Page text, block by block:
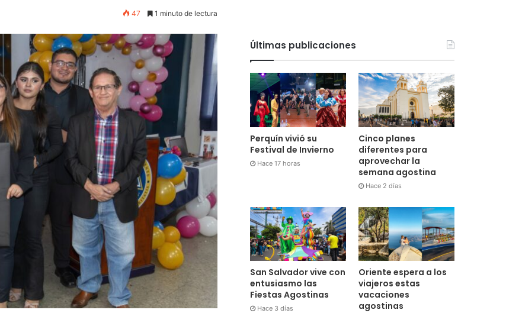
47 1 minuto de lectura
Últimas publicaciones
Perquín vivió su
Festival de Invierno
Hace 17 horas
Cinco planes
diferentes para
aprovechar la
semana agostina
Hace 2 días
San Salvador vive con
entusiasmo las
Fiestas Agostinas
Hace 3 días
Oriente espera a los
viajeros estas
vacaciones
agostinas